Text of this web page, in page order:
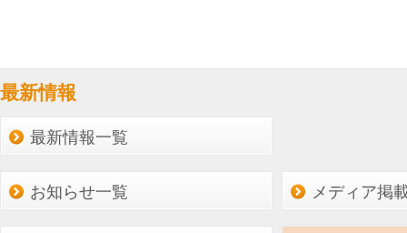
最新情報
最新情報一覧
お知らせ一覧 メディア掲